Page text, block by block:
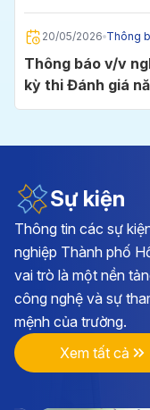
Chí Minh
20/05/2026 Thông
Thông báo v/v
kỳ thi Đánh giá
24/5/2026 tại
học kỳ I, năm học
28/04/2026 Thông
Kế hoạch triển
nền tảng tư
tại Đảng bộ
17/04/2026 Thông
Thông báo v/v
liệu và hiện vật
Sự kiện
Thông tin các sự
nghiệp Thành phố
vai trò là một nền
công nghệ và sự
mệnh của trường.
Xem tất cả